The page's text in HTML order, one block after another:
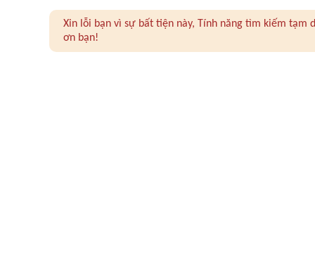
Xin lỗi bạn vì sự bất tiện này, Tính năng tìm kiếm
ơn bạn!